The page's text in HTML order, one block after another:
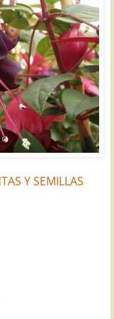
Y SEMILLAS